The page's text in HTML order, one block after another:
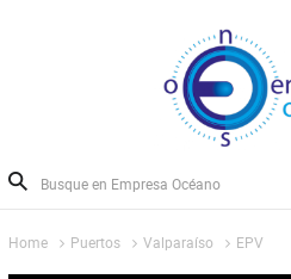
Home Puertos Valparaíso EPV